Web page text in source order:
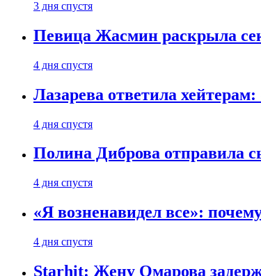
3 дня спустя
Певица Жасмин раскрыла
4 дня спустя
Лазарева ответила
4 дня спустя
Полина Диброва отправила
4 дня спустя
«Я возненавидел все»:
4 дня спустя
Starhit: Жену Омарова